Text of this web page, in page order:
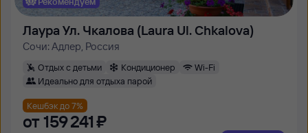
Лаура Ул. Чкалова (Laura Ul. Chkalova)
Сочи: Адлер, Россия
Отдых с детьми Кондиционер
Wi-Fi
Идеально для отдыха парой
Кешбэк до 7%
от 159 ⁠241 ⁠₽